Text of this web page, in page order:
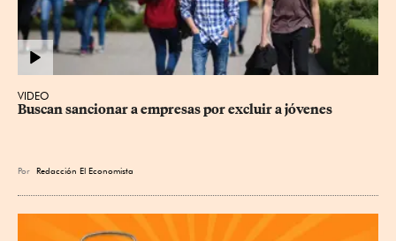
VIDEO
Buscan sancionar a empresas por excluir a jóvenes
Por Redacción El Economista